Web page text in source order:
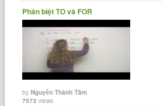
Phân biệt TO và FOR
byNguyễn Thành Tâm
7573 views